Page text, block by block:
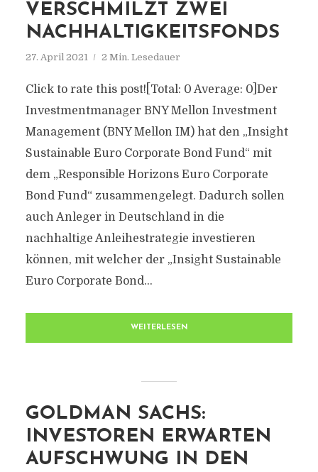
VERSCHMILZT ZWEI
NACHHALTIGKEITSFONDS
27. April 2021 2 Min. Lesedauer
Click to rate this post![Total: 0 Average: 0]Der
Investmentmanager BNY Mellon Investment
Management (BNY Mellon IM) hat den „Insight
Sustainable Euro Corporate Bond Fund“ mit
dem „Responsible Horizons Euro Corporate
Bond Fund“ zusammengelegt. Dadurch sollen
auch Anleger in Deutschland in die
nachhaltige Anleihestrategie investieren
können, mit welcher der „Insight Sustainable
Euro Corporate Bond...
WEITERLESEN
GOLDMAN SACHS:
INVESTOREN ERWARTEN
AUFSCHWUNG IN DEN